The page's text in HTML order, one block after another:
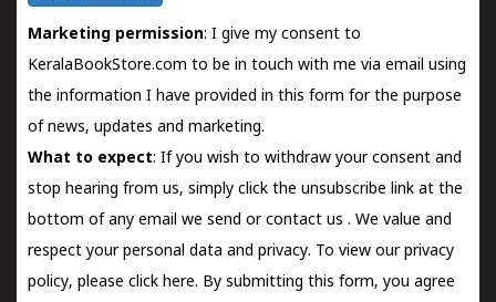
Marketing permission: I give my consent to
KeralaBookStore.com to be in touch with me via email using
the information I have provided in this form for the purpose
of news, updates and marketing.
What to expect: If you wish to withdraw your consent and
stop hearing from us, simply click the unsubscribe link at the
bottom of any email we send orcontact us . We value and
respect your personal data and privacy. To view our privacy
policy, please click here. By submitting this form, you agree